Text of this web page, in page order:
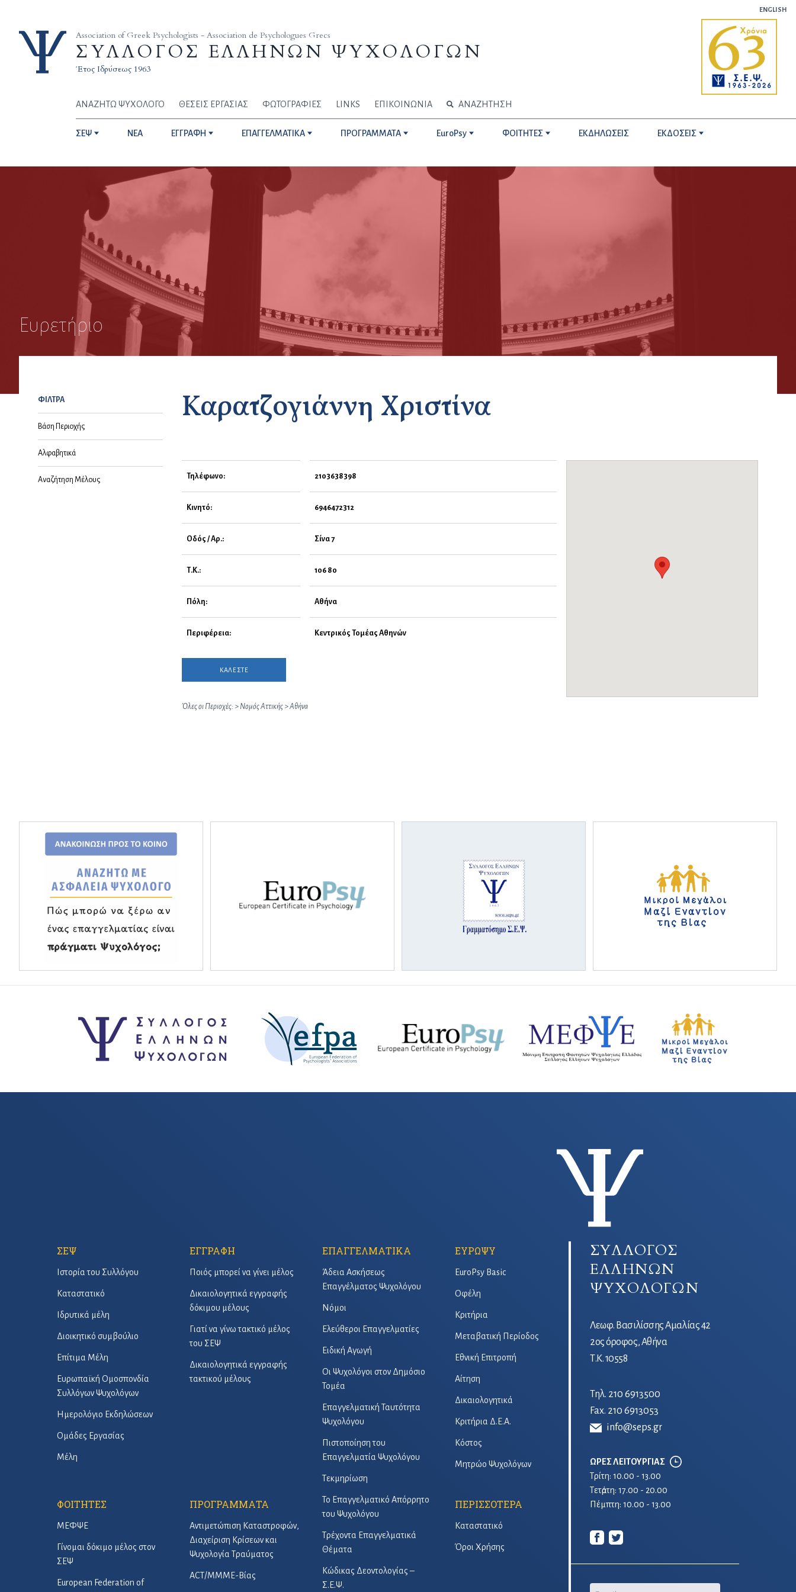
ENGLISH
Association of Greek Psychologists - Association de Psychologues Grecs
ΣΥΛΛΟΓΟΣ ΕΛΛΗΝΩΝ ΨΥΧΟΛΟΓΩΝ
Έτος Ιδρύσεως 1963
ΑΝΑΖΗΤΩ ΨΥΧΟΛΟΓΟ ΘΕΣΕΙΣ ΕΡΓΑΣΙΑΣ ΦΩΤΟΓΡΑΦΙΕΣ LINKS ΕΠΙΚΟΙΝΩΝΙΑ ΑΝΑΖΗΤΗΣΗ
ΣΕΨ NEA ΕΓΓΡΑΦΗ ΕΠΑΓΓΕΛΜΑΤΙΚΑ ΠΡΟΓΡΑΜΜΑΤΑ EuroPsy ΦΟΙΤΗΤΕΣ ΕΚΔΗΛΩΣΕΙΣ ΕΚΔΟΣΕΙΣ
Ευρετήριο
ΦΙΛΤΡΑ
Βάση Περιοχής
Αλφαβητικά
Αναζήτηση Μέλους
Καρατζογιάννη Χριστίνα
Τηλέφωνο: 2103638398
Κινητό: 6946472312
Οδός / Αρ.: Σίνα 7
Τ.Κ.: 106 80
Πόλη: Αθήνα
Περιφέρεια: Κεντρικός Τομέας Αθηνών
ΚΑΛΕΣΤΕ
Όλες οι Περιοχές:> Νομός Αττικής>Αθήνα
ΣΥΛΛΟΓΟΣ
ΕΛΛΗΝΩΝ
ΨΥΧΟΛΟΓΩΝ
Λεωφ. Βασιλίσσης Αμαλίας 42
2ος όροφος, Αθήνα
Τ.Κ. 10558
Τηλ. 210 6913500
Fax. 210 6913053
info@seps.gr
ΩΡΕΣ ΛΕΙΤΟΥΡΓΙΑΣ
Τρίτη: 10.00 - 13.00
Τετἀρτη: 17.00 - 20.00
Πέμπτη: 10.00 - 13.00
Email
ΣΕΨ
Ιστορία του Συλλόγου
Καταστατικό
Ιδρυτικά μέλη
Διοικητικό συμβούλιο
Επίτιμα Μέλη
Ευρωπαϊκή Ομοσπονδία
Συλλόγων Ψυχολόγων
Ημερολόγιο Εκδηλώσεων
Ομάδες Εργασίας
Μέλη
ΕΓΓΡΑΦΗ
Ποιός μπορεί να γίνει μέλος
Δικαιολογητικά εγγραφής
δόκιμου μέλους
Γιατί να γίνω τακτικό μέλος
του ΣΕΨ
Δικαιολογητικά εγγραφής
τακτικού μέλους
ΕΠΑΓΓΕΛΜΑΤΙΚΑ
Άδεια Ασκήσεως
Επαγγέλματος Ψυχολόγου
Νόμοι
Ελεύθεροι Επαγγελματίες
Ειδική Αγωγή
Οι Ψυχολόγοι στον Δημόσιο
Τομέα
Επαγγελματική Ταυτότητα
Ψυχολόγου
Πιστοποίηση του
Επαγγελματία Ψυχολόγου
Τεκμηρίωση
Το Επαγγελματικό Απόρρητο
του Ψυχολόγου
Τρέχοντα Επαγγελματικά
Θέματα
Κώδικας Δεοντολογίας –
Σ.Ε.Ψ.
ΕΥΡΩΨΥ
EuroPsy Basic
Οφέλη
Κριτήρια
Μεταβατική Περίοδος
Εθνική Επιτροπή
Αίτηση
Δικαιολογητικά
Κριτήρια Δ.Ε.Α.
Κόστος
Μητρώο Ψυχολόγων
ΦΟΙΤΗΤΕΣ
ΜΕΦΨΕ
Γίνομαι δόκιμο μέλος στον
ΣΕΨ
European Federation of
ΠΡΟΓΡΑΜΜΑΤΑ
Αντιμετώπιση Καταστροφών,
Διαχείριση Κρίσεων και
Ψυχολογία Τραύματος
ACT/ΜΜΜΕ-Βίας
ΠΕΡΙΣΣΟΤΕΡΑ
Καταστατικό
Όροι Χρήσης